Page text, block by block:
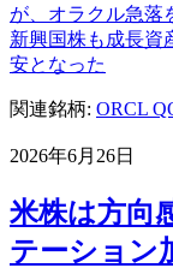
が、オラクル急落
新興国株も成長資
安となった
関連銘柄: ORCL
2026年6月26日
米株は方向
テーション